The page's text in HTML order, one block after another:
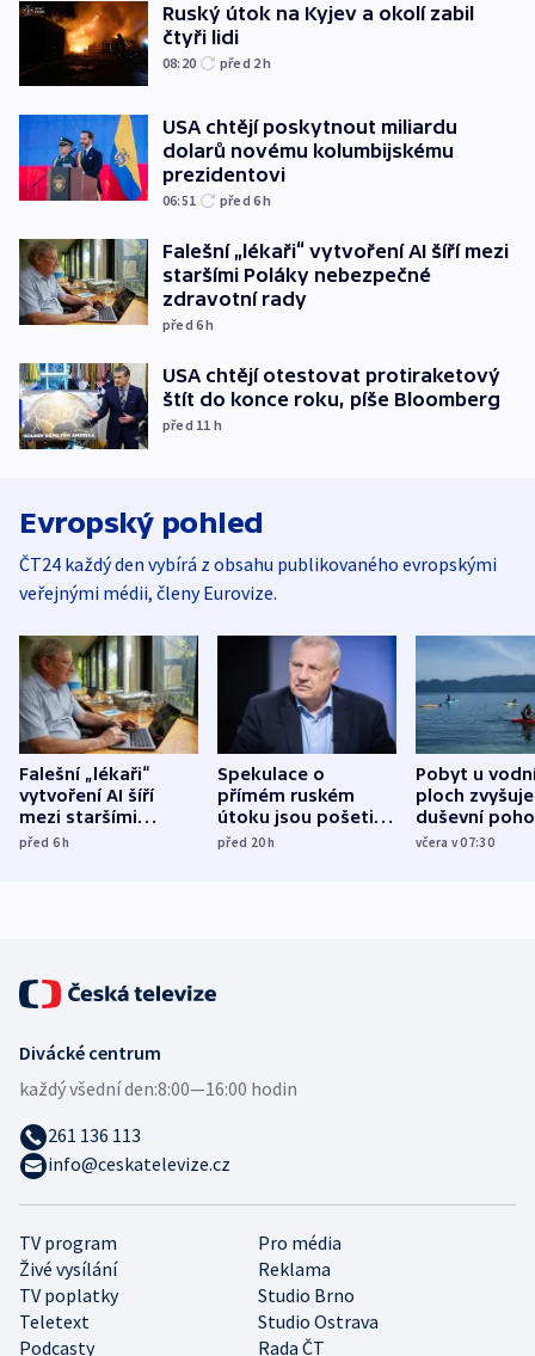
Ruský útok na Kyjev a okolí zabil
čtyři lidi
08:20 před 2h
USA chtějí poskytnout miliardu
dolarů novému kolumbijskému
prezidentovi
06:51 před 6h
Falešní „lékaři“ vytvoření AI šíří mezi
staršími Poláky nebezpečné
zdravotní rady
před 6h
USA chtějí otestovat protiraketový
štít do konce roku, píše Bloomberg
před 11 h
Evropský pohled
ČT24 každý den vybírá z obsahu publikovaného evropskými
veřejnými médii, členy Eurovize.
Falešní „lékaři“
vytvoření AI šíří
mezi staršími
Poláky nebezpečné
před 6h
Spekulace o
přímém ruském
útoku jsou pošetilé,
míní estonský
před 20h
Pobyt u
ploch zvyšuje
duševní
ukázala
včera v 07:30
TV program
Pro média
Živé vysílání
Reklama
TV poplatky
Studio Brno
Teletext
Studio Ostrava
Podcasty
Rada ČT
Divácké centrum
každý všední den:8:00—16:00 hodin
261 136 113
info@ceskatelevize.cz